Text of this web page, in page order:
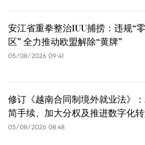
安江省重拳整治IUU捕捞：违规“
区” 全力推动欧盟解除“黄牌”
05/08/2026 09:41
修订《越南合同制境外就业法》
简手续、加大分权及推进数字化
05/08/2026 08:48